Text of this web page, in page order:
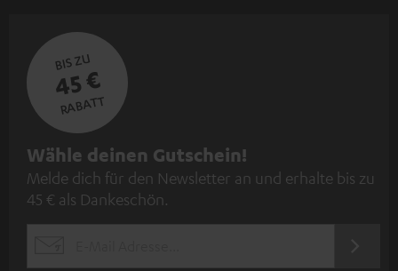
BIS ZU
45 €
RABATT
N
e
w
Wähle deinen Gutschein!
Melde dich für den Newsletter an und erhalte bis zu
45 € als Dankeschön.